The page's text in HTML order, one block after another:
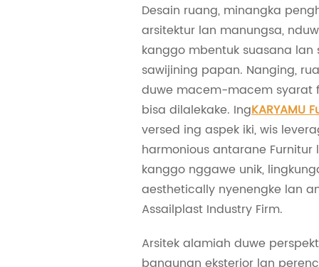
Desain ruang, minangka
arsitektur lan manungsa,
kanggo mbentuk suasana
sawijining papan. Nanging,
duwe macem-macem syarat
bisa dilalekake. IngKARYAMU
versed ing aspek iki, wis
harmonious antarane Furnitur
kanggo nggawe unik,
aesthetically nyenengke lan
Assailplast Industry Firm.
Arsitek alamiah duwe
bangunan eksterior lan